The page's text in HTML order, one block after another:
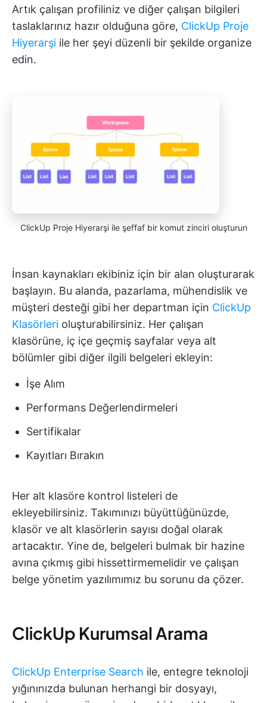
Artık çalışan profiliniz ve diğer çalışan bilgileri
taslaklarınız hazır olduğuna göre, ClickUp Proje
Hiyerarşi ile her şeyi düzenli bir şekilde organize
edin.
ClickUp Proje Hiyerarşi ile şeffaf bir komut zinciri oluşturun
İnsan kaynakları ekibiniz için bir alan oluşturarak
başlayın. Bu alanda, pazarlama, mühendislik ve
müşteri desteği gibi her departman için ClickUp
Klasörleri oluşturabilirsiniz. Her çalışan
klasörüne, iç içe geçmiş sayfalar veya alt
bölümler gibi diğer ilgili belgeleri ekleyin:
İşe Alım
Performans Değerlendirmeleri
Sertifikalar
Kayıtları Bırakın
Her alt klasöre kontrol listeleri de
ekleyebilirsiniz. Takımınızı büyüttüğünüzde,
klasör ve alt klasörlerin sayısı doğal olarak
artacaktır. Yine de, belgeleri bulmak bir hazine
avına çıkmış gibi hissettirmemelidir ve çalışan
belge yönetim yazılımımız bu sorunu da çözer.
ClickUp Kurumsal Arama
ClickUp Enterprise Search ile, entegre teknoloji
yığınınızda bulunan herhangi bir dosyayı,